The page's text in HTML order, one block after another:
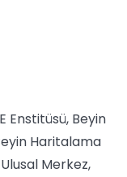
Enstitüsü, Beyin
Haritalama
Merkez,